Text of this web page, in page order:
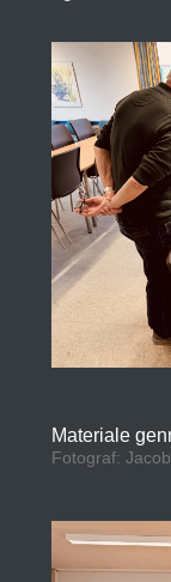
Materiale
Fotograf: